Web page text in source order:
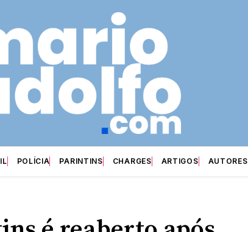
POLÍCIA PARINTINS CHARGES ARTIGOS AUTORES